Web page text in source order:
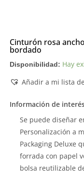
Cinturón rosa
bordado
Disponibilidad: Hay
Añadir a mi lista
Información de
Se puede diseñar
Personalización a
Packaging Deluxe
forrada con papel
bolsa reutilizable